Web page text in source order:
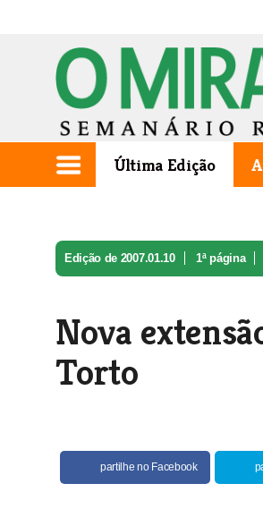
Última Edição
Edição de 2007.01.10 1ª página
Nova
Torto
partilhe no Facebook